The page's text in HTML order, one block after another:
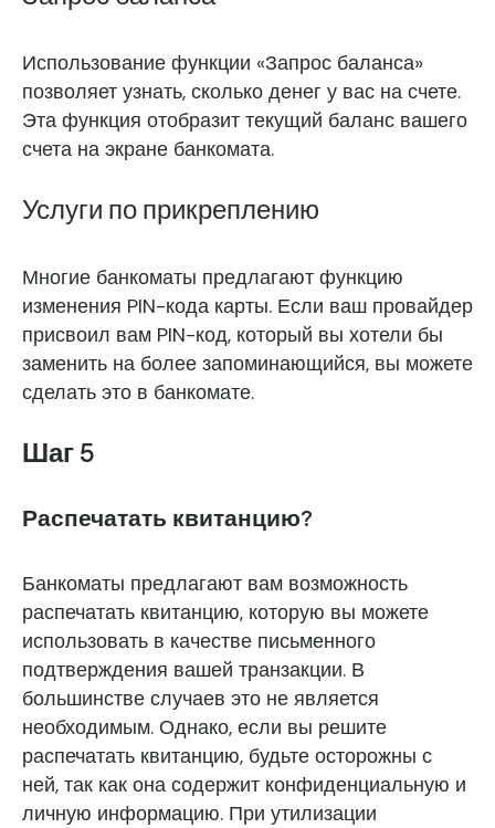
Использование функции «Запрос баланса»
позволяет узнать, сколько денег у вас на счете.
Эта функция отобразит текущий баланс вашего
счета на экране банкомата.
Услуги по прикреплению
Многие банкоматы предлагают функцию
изменения PIN-кода карты. Если ваш провайдер
присвоил вам PIN-код, который вы хотели бы
заменить на более запоминающийся, вы можете
сделать это в банкомате.
Шаг 5
Распечатать квитанцию?
Банкоматы предлагают вам возможность
распечатать квитанцию, которую вы можете
использовать в качестве письменного
подтверждения вашей транзакции. В
большинстве случаев это не является
необходимым. Однако, если вы решите
распечатать квитанцию, будьте осторожны с
ней, так как она содержит конфиденциальную и
личную информацию. При утилизации